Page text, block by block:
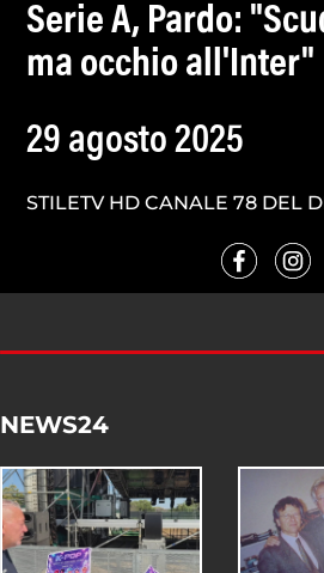
Serie A, Pardo:
ma occhio all'Inter"
29 agosto 2025
STILETV HD CANALE 78 DEL
NEWS24